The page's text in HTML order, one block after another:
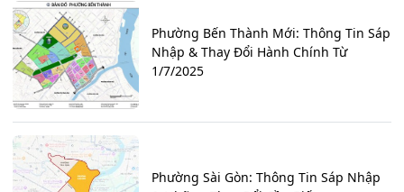
Phường Bến Thành Mới: Thông Tin Sáp
Nhập & Thay Đổi Hành Chính Từ
1/7/2025
Phường Sài Gòn: Thông Tin Sáp Nhập